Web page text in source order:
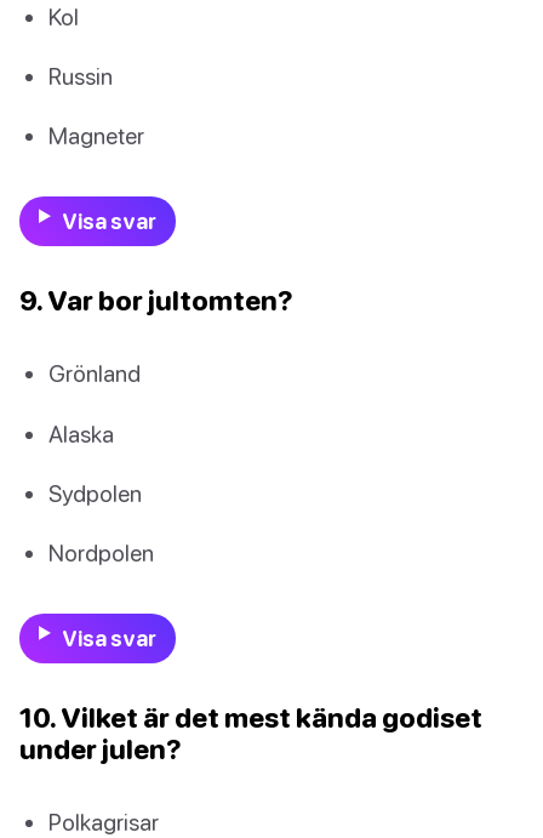
Kol
Russin
Magneter
Visa svar
9. Var bor jultomten?
Grönland
Alaska
Sydpolen
Nordpolen
Visa svar
10. Vilket är det mest kända godiset
under julen?
Polkagrisar